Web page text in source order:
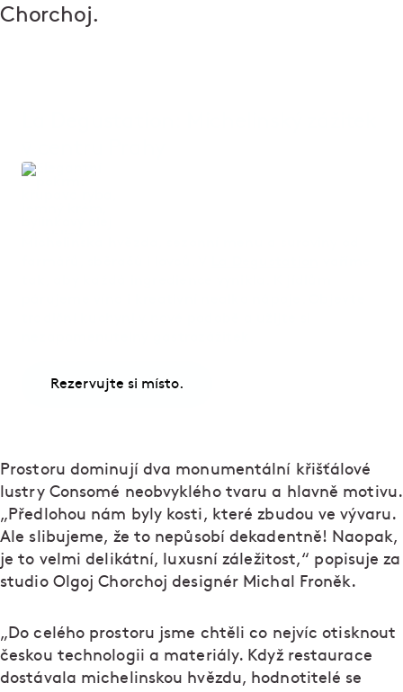
Chorchoj.
Rezervujte si místo.
Prostoru dominují dva monumentální křišťálové
lustry Consomé neobvyklého tvaru a hlavně motivu.
„Předlohou nám byly kosti, které zbudou ve vývaru.
Ale slibujeme, že to nepůsobí dekadentně! Naopak,
je to velmi delikátní, luxusní záležitost,“ popisuje za
studio Olgoj Chorchoj designér Michal Froněk.
„Do celého prostoru jsme chtěli co nejvíc otisknout
českou technologii a materiály. Když restaurace
dostávala michelinskou hvězdu, hodnotitelé se